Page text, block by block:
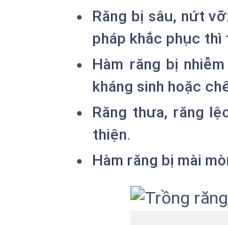
Răng bị sâu, nứt
pháp khắc phục
Hàm răng bị
kháng sinh hoặc
Răng thưa, răng
thiện.
Hàm răng bị mài